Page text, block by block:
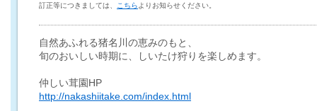
訂正等につきましては、
こちら よりお知らせください。
自然あふれる猪名川の恵みのもと、
旬のおいしい時期に、しいたけ狩りを楽しめます。
仲しい茸園HP
http://nakashiitake.com/index.html